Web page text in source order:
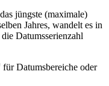
das jüngste (maximale)
Jahres, wandelt es in
Datumsserienzahl
Datumsbereiche oder